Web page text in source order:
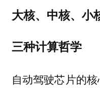
大核、中核、小
三种计算哲学
自动驾驶芯片的